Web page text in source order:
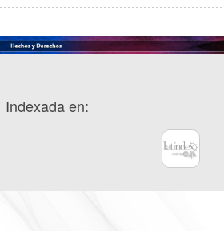
Indexada en: